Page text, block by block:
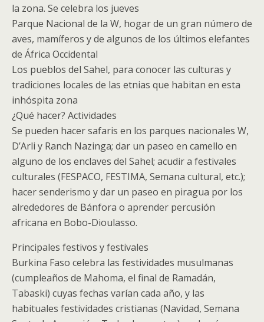
la zona. Se celebra los jueves
Parque Nacional de la W, hogar de un gran número de
aves, mamíferos y de algunos de los últimos elefantes
de África Occidental
Los pueblos del Sahel, para conocer las culturas y
tradiciones locales de las etnias que habitan en esta
inhóspita zona
¿Qué hacer? Actividades
Se pueden hacer safaris en los parques nacionales W,
D’Arli y Ranch Nazinga; dar un paseo en camello en
alguno de los enclaves del Sahel; acudir a festivales
culturales (FESPACO, FESTIMA, Semana cultural, etc.);
hacer senderismo y dar un paseo en piragua por los
alrededores de Bánfora o aprender percusión
africana en Bobo-Dioulasso.
Principales festivos y festivales
Burkina Faso celebra las festividades musulmanas
(cumpleaños de Mahoma, el final de Ramadán,
Tabaski) cuyas fechas varían cada año, y las
habituales festividades cristianas (Navidad, Semana